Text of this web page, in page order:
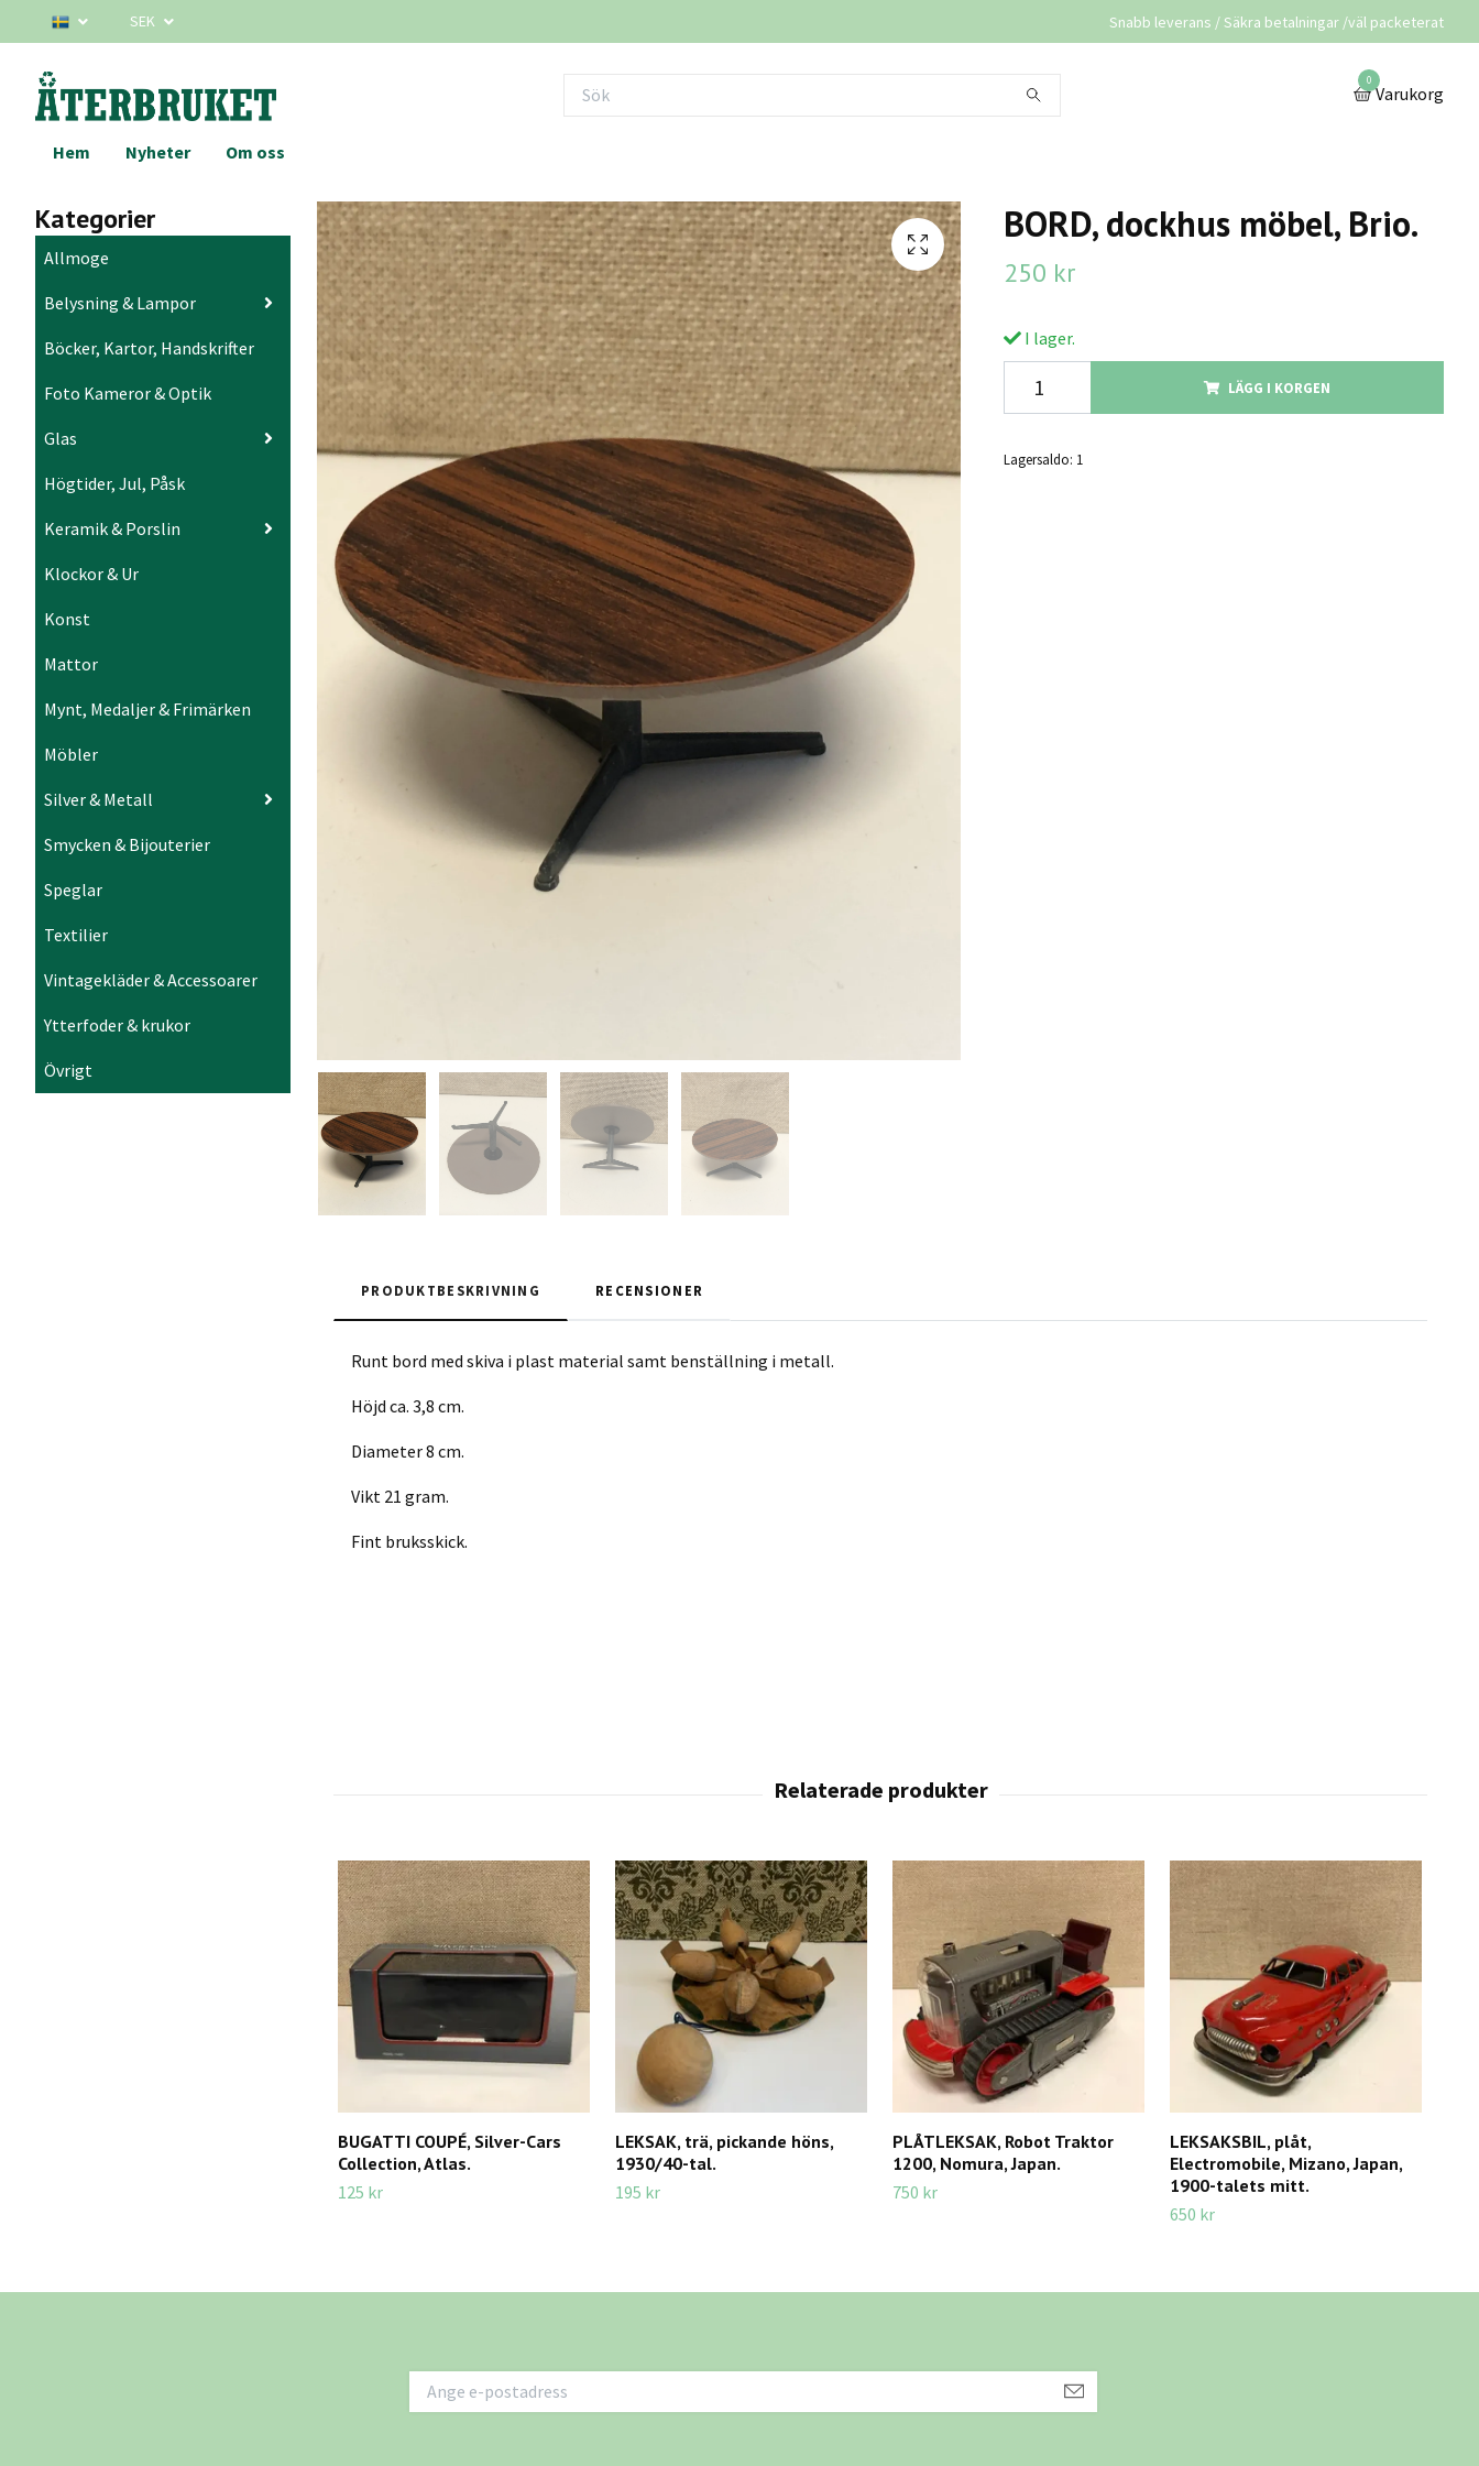
SEK Snabb leverans / Säkra betalningar /väl packeterat
0
Varukorg
Hem Nyheter Om oss
Kategorier
Allmoge
Belysning & Lampor
Böcker, Kartor, Handskrifter
Foto Kameror & Optik
Glas
Högtider, Jul, Påsk
Keramik & Porslin
Klockor & Ur
Konst
Mattor
Mynt, Medaljer & Frimärken
Möbler
Silver & Metall
Smycken & Bijouterier
Speglar
Textilier
Vintagekläder & Accessoarer
Ytterfoder & krukor
Övrigt
BORD, dockhus möbel, Brio.
250 kr
I lager.
LÄGG I KORGEN
Lagersaldo: 1
PRODUKTBESKRIVNING RECENSIONER
Runt bord med skiva i plast material samt benställning i metall.
Höjd ca. 3,8 cm.
Diameter 8 cm.
Vikt 21 gram.
Fint bruksskick.
BUGATTI COUPÉ, Silver-Cars
Collection, Atlas.
125 kr
LEKSAK, trä, pickande höns,
1930/40-tal.
195 kr
PLÅTLEKSAK, Robot Traktor
1200, Nomura, Japan.
750 kr
LEKSAKSBIL, plåt,
Electromobile, Mizano, Japan,
1900-talets mitt.
650 kr